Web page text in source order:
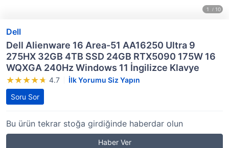
Dell
Dell Alienware 16 Area-51 AA16250 Ultra 9
275HX 32GB 4TB SSD 24GB RTX5090 175W 16
WQXGA 240Hz Windows 11 İngilizce Klavye
4.7
İlk Yorumu Siz Yapın
Soru Sor
Bu ürün tekrar stoğa girdiğinde haberdar olun
Haber Ver